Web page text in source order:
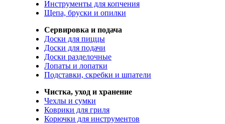
Инструменты для копчения
Щепа, бруски и опилки
Сервировка и подача
Доски для пиццы
Доски для подачи
Доски разделочные
Лопаты и лопатки
Подставки, скребки и шпатели
Чистка, уход и хранение
Чехлы и сумки
Коврики для гриля
Корючки для инструментов